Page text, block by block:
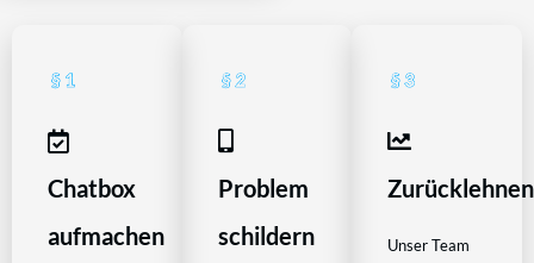
Chatbox
aufmachen
Problem
schildern
Zurücklehnen
Unser Team